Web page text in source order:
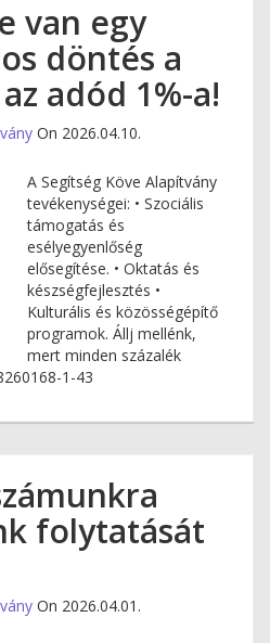
van egy
döntés a
adód 1%-a!
On 2026.04.10.
A Segítség Köve Alapítvány
tevékenységei: • Szociális
támogatás és
esélyegyenlőség
elősegítése. • Oktatás és
készségfejlesztés •
Kulturális és közösségépítő
programok. Állj mellénk,
mert minden százalék
1-43
folytatását
On 2026.04.01.